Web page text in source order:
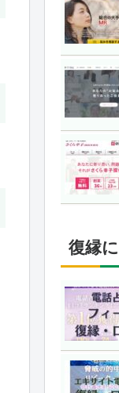
復縁